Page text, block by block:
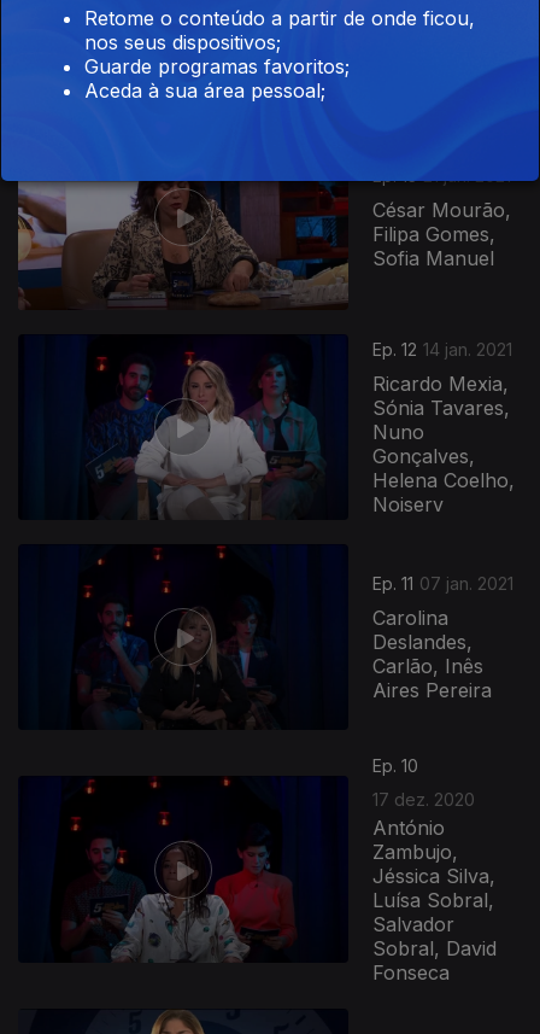
Lourenço
César Mourão,
Filipa Gomes,
Sofia Manuel
Ep. 12 14 jan. 2021
Ricardo Mexia,
Sónia Tavares,
Nuno
Gonçalves,
Helena Coelho,
Noiserv
Ep. 11 07 jan. 2021
Carolina
Deslandes,
Carlão, Inês
Aires Pereira
Ep. 10
17 dez. 2020
António
Zambujo,
Jéssica Silva,
Luísa Sobral,
Salvador
Sobral, David
Fonseca
Retome o conteúdo a partir de onde ficou,
nos seus dispositivos;
Guarde programas favoritos;
Aceda à sua área pessoal;